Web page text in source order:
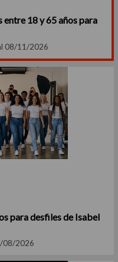
18 y 65 años para
08/11/2026
para desfiles de Isabel
08/2026